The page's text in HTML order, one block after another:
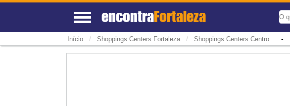
encontraFortaleza
Início / Shoppings Centers Fortaleza / Shoppings Centers Centro-